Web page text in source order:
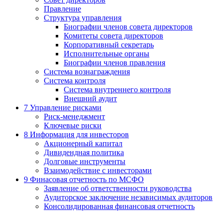
Правление
Структура управления
Биографии членов совета директоров
Комитеты совета директоров
Корпоративный секретарь
Исполнительные органы
Биографии членов правления
Система вознаграждения
Система контроля
Система внутреннего контроля
Внешний аудит
7 Управление рисками
Риск-менеджмент
Ключевые риски
8 Информация для инвесторов
Акционерный капитал
Дивидендная политика
Долговые инструменты
Взаимодействие с инвеcторами
9 Финасовая отчетность по МСФО
Заявление об ответственности руководства
Аудиторское заключение независимых аудиторов
Консолидированная финансовая отчетность